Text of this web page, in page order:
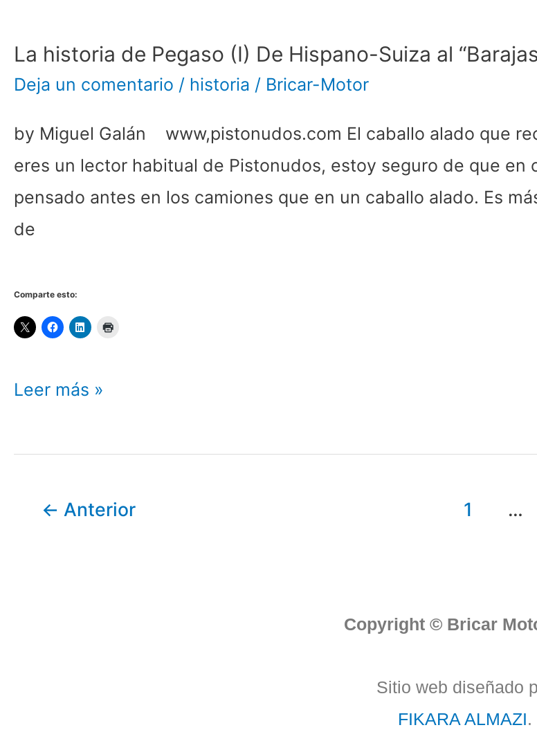
La historia de Pegaso (I) De Hispano-Suiza al
Deja un comentario / historia / Bricar-Motor
by Miguel Galán www,pistonudos.com El caballo alado que
eres un lector habitual de Pistonudos, estoy seguro de que en
pensado antes en los camiones que en un caballo alado. Es
de
Comparte esto:
La
historia
al
“Barajas”
Leer más »
← Anterior 1 …
Copyright © Bricar
Sitio web diseñado
FIKARA ALMAZI.